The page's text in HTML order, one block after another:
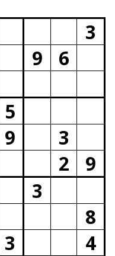
3
9
6
5
9
3
2
9
3
8
3 4